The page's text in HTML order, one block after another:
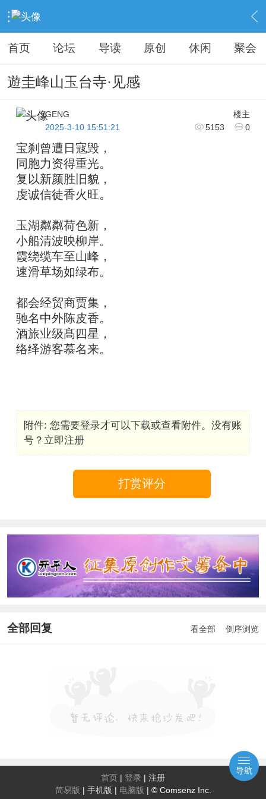
› KAIPINGREN › 原创之作 › 内容
首页 论坛 导读 原创 休闲 聚会
遊圭峰山玉台寺·见感
楼主
GENG
5153
0
2025-3-10 15:51:21
宝刹曾遭日寇毁，
同胞力资得重光。
复以新颜胜旧貌，
虔诚信徒香火旺。
玉湖粼粼荷色新，
小船清波映柳岸。
霞绕缆车至山峰，
速滑草场如绿布。
都会经贸商贾集，
驰名中外陈皮香。
酒旅业级髙四星，
络绎游客慕名来。
附件: 您需要登录才可以下载或查看附件。没有账
号？ 立即注册
打赏评分
全部回复 看全部 倒序浏览
首页 | 登录 | 注册
简易版 | 手机版 | 电脑版 | © Comsenz Inc.
导航